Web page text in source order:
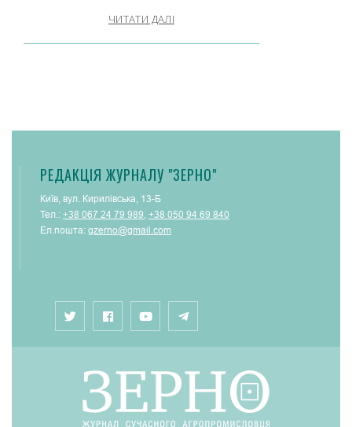
ЧИТАТИ ДАЛІ
РЕДАКЦІЯ ЖУРНАЛУ "ЗЕРНО"
Київ, вул. Кирилівська, 13-Б
Тел.: +38 067 24 79 989 +38 050 94 69 840
Ел.пошта: gzerno@gmail.com